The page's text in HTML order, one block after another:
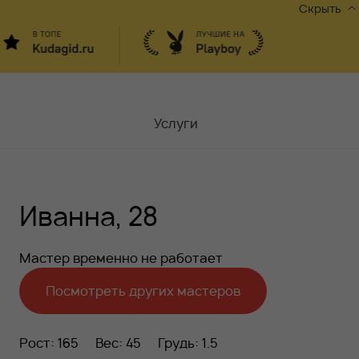
Скрыть
Услуги
Контакты
Акции
Вакансии
Блог
Иванна, 28
Мастер временно не работает
Посмотреть других мастеров
Рост: 165 Вес: 45 Грудь: 1.5